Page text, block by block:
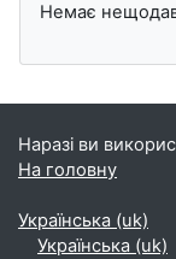
Немає
Наразі ви
На головну
Українська ‎(uk)‎
Українська ‎(uk)‎